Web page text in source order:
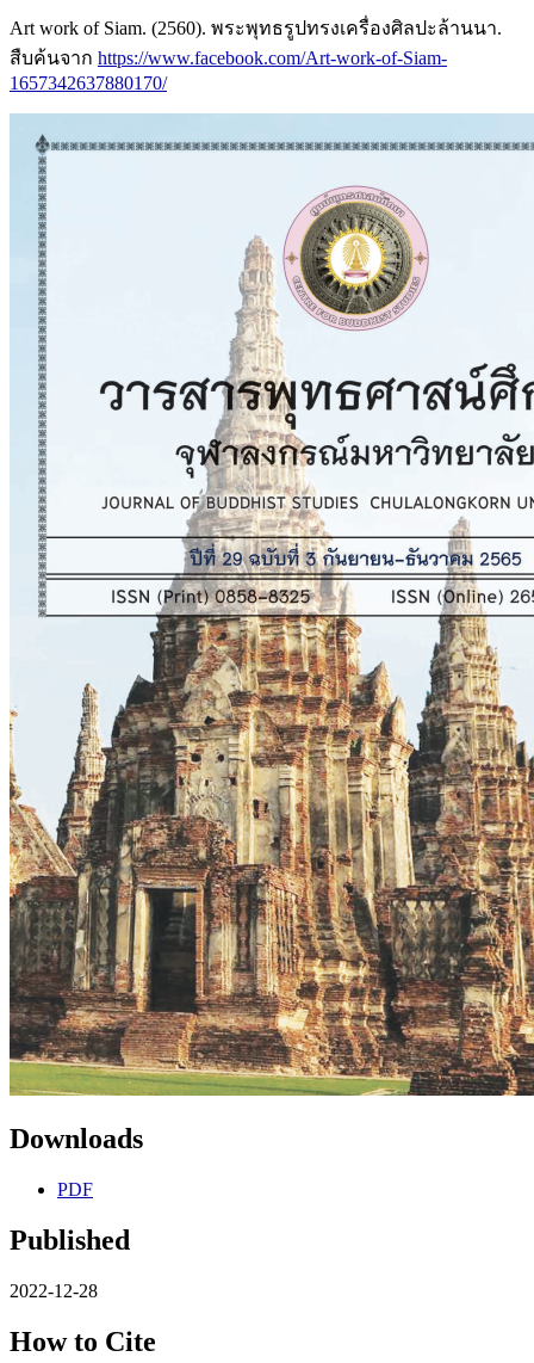
Art work of Siam. (2560). พระพุทธรูปทรงเครื่องศิลปะล้านนา.
สืบค้นจาก https://www.facebook.com/Art-work-of-Siam-
1657342637880170/
Downloads
PDF
Published
2022-12-28
How to Cite